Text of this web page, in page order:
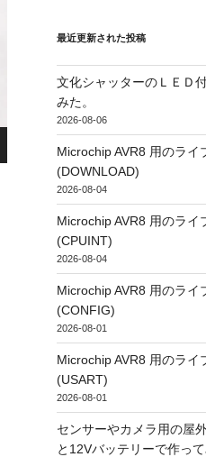
最近更新された投稿
文化シャッターのＬＥＤ
みた。
2026-08-06
Microchip AVR8 用のライ
(DOWNLOAD)
2026-08-04
Microchip AVR8 用のライ
(CPUINT)
2026-08-04
Microchip AVR8 用のライ
(CONFIG)
2026-08-01
Microchip AVR8 用のライ
(USART)
2026-08-01
センサーやカメラ用の屋
と12Vバッテリーで作って